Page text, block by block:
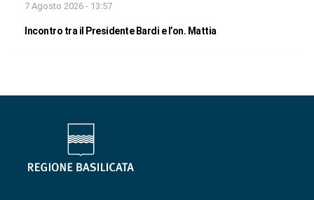
7 Agosto 2026 - 13:57
Incontro tra il Presidente Bardi e l’on. Mattia